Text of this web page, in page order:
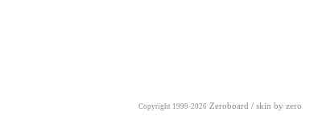
Copyright 1999-2026 Zeroboard / skin by zero